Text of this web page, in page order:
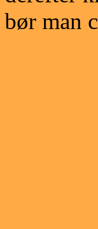
bør man